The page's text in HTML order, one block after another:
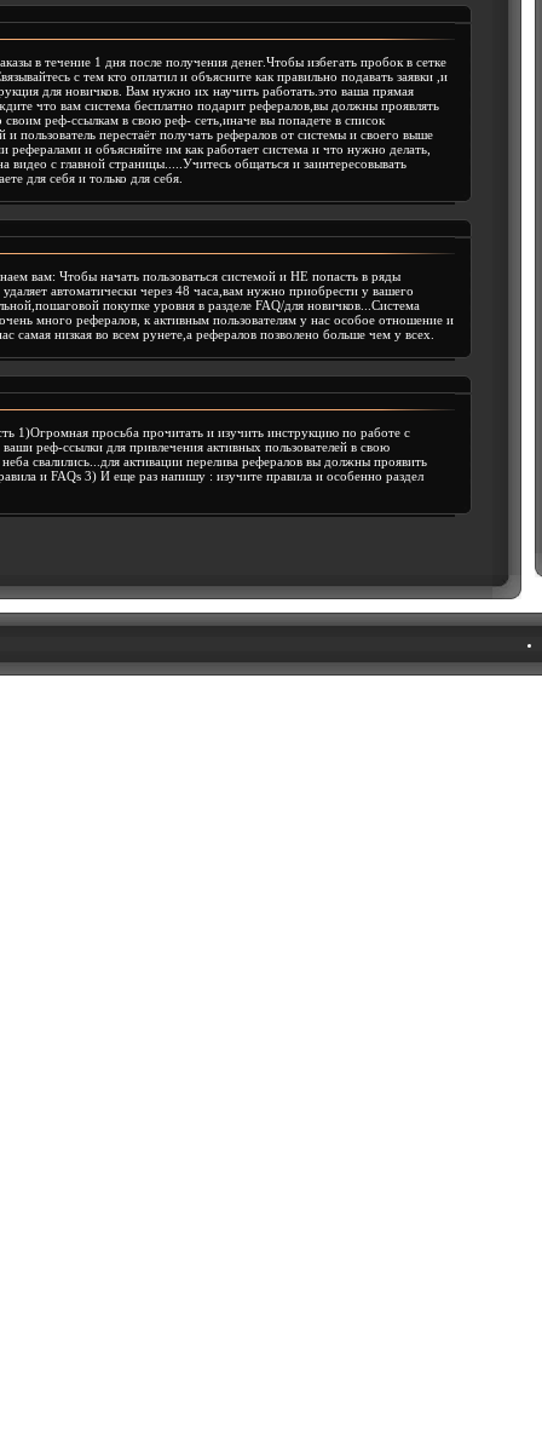
в течение 1 дня после получения денег.Чтобы избегать пробок в сетке
с тем кто оплатил и объясните как правильно подавать заявки ,и
для новичков. Вам нужно их научить работать.это ваша прямая
что вам система бесплатно подарит рефералов,вы должны проявлять
своим реф-ссылкам в свою реф- сеть,иначе вы попадете в список
пользователь перестаёт получать рефералов от системы и своего выше
рефералами и объясняйте им как работает система и что нужно делать,
видео с главной страницы.....Учитесь общаться и заинтересовывать
для себя и только для себя.
вам: Чтобы начать пользоваться системой и НЕ попасть в ряды
автоматически через 48 часа,вам нужно приобрести у вашего
покупке уровня в разделе FAQ/для новичков...Система
много рефералов, к активным пользователям у нас особое отношение и
самая низкая во всем рунете,а рефералов позволено больше чем у всех.
1)Огромная просьба прочитать и изучить инструкцию по работе с
реф-ссылки для привлечения активных пользователей в свою
свалились...для активации перелива рефералов вы должны проявить
и FAQs 3) И еще раз напишу : изучите правила и особенно раздел